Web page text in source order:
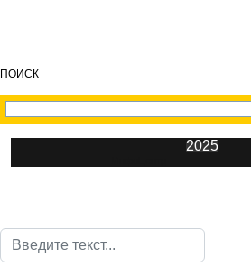
ПОИСК
2025
Поиск